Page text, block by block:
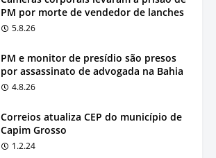
PM por morte de vendedor de lanches
5.8.26
PM e monitor de presídio são presos
por assassinato de advogada na Bahia
4.8.26
Correios atualiza CEP do município de
Capim Grosso
1.2.24